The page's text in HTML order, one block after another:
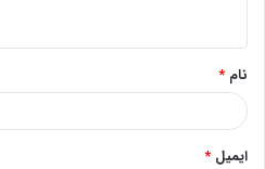
*
نام *
ایمیل *